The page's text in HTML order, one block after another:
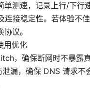
单测速，记录上行/下行
连接稳定性。若体验不
议。
用优化
，确保断网时不暴露真
漏，确保 DNS 请求不